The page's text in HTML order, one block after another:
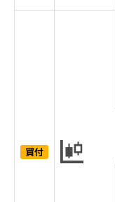
買付